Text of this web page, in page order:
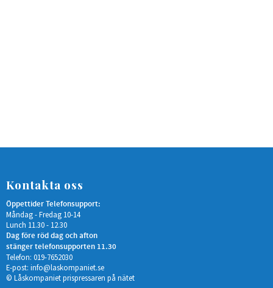
Kontakta oss
Öppettider Telefonsupport:
Måndag - Fredag 10-14
Lunch 11.30 - 12.30
Dag före röd dag och afton
stänger telefonsupporten 11.30
Telefon: 019-7652030
E-post: info@laskompaniet.se
© Låskompaniet prispressaren på nätet